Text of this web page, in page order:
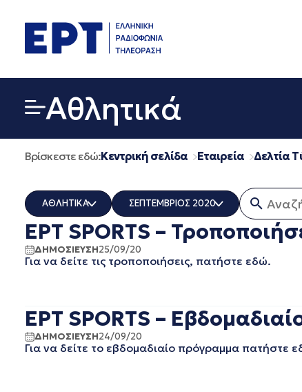
περιεχόμενο
Αθλητικά
Βρίσκεστε εδώ:Κεντρική σελίδα Εταιρεία Δελτία
ΑΘΛΗΤΙΚΑ
ΟΛΑ
ERT COSMOS
ERTECHO
EΡΤ1
EΡΤ2 ΣΠΟΡ
EΡΤ3
ΣΕΠΤΕΜΒΡΙΟΣ 2020
ΟΛΑ
ΔΕΚΕΜΒΡΙΟΣ 2025
ΝΟΕΜΒΡΙΟΣ 2025
ΑΥΓΟΥΣΤΟΣ 2025
ΙΟΥΛΙΟΣ 2025
ΙΟΥΝΙΟΣ 2025
ΕΡΤ SPORTS –
ΔΗΜΟΣΙΕΥΣΗ25/09/20
Για να δείτε τις τροποποιήσεις, πατήστε εδώ.
ΕΡΤ SPORTS –
ΔΗΜΟΣΙΕΥΣΗ24/09/20
Για να δείτε το εβδομαδιαίο πρόγραμμα πατήστε